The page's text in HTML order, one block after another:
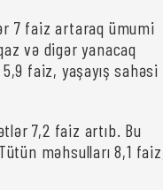
7 faiz artaraq ümumi
və digər yanacaq
faiz, yaşayış sahəsi
7,2 faiz artıb. Bu
məhsulları 8,1